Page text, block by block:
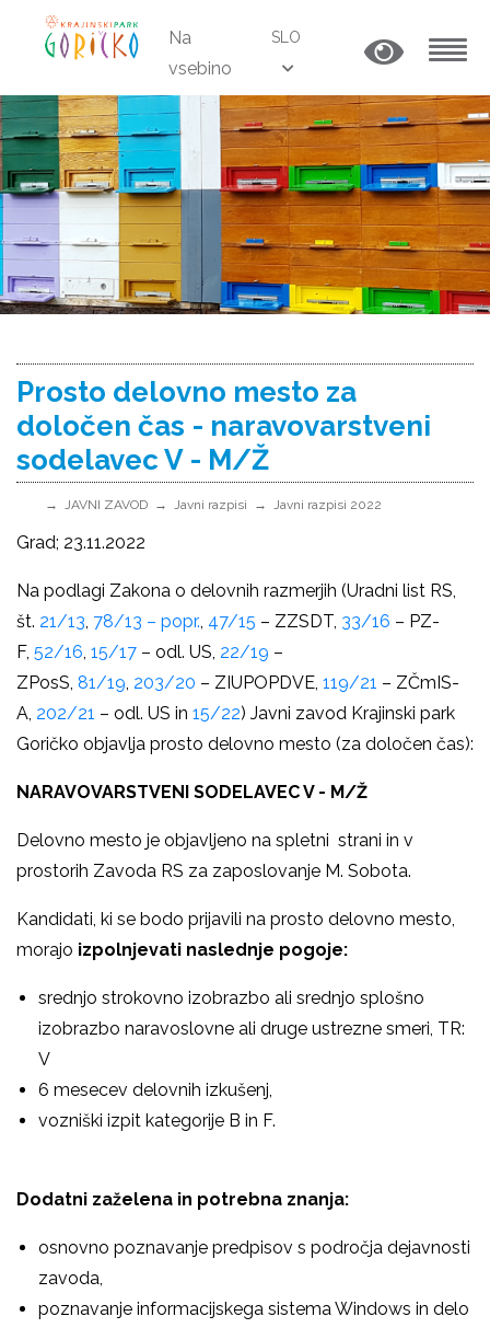
Na
vsebino
SLO
Prosto delovno mesto za
določen čas - naravovarstveni
sodelavec V - M/Ž
JAVNI ZAVOD Javni razpisi Javni razpisi 2022
Grad; 23.11.2022
Na podlagi Zakona o delovnih razmerjih (Uradni list RS,
št. 21/13, 78/13 – popr., 47/15 – ZZSDT, 33/16 – PZ-
F, 52/16, 15/17 – odl. US, 22/19 –
ZPosS, 81/19, 203/20 – ZIUPOPDVE, 119/21 – ZČmIS-
A, 202/21 – odl. US in 15/22) Javni zavod Krajinski park
Goričko objavlja prosto delovno mesto (za določen čas):
NARAVOVARSTVENI SODELAVEC V - M/Ž
Delovno mesto je objavljeno na spletni strani in v
prostorih Zavoda RS za zaposlovanje M. Sobota.
Kandidati, ki se bodo prijavili na prosto delovno mesto,
morajo izpolnjevati naslednje pogoje:
srednjo strokovno izobrazbo ali srednjo splošno
izobrazbo naravoslovne ali druge ustrezne smeri, TR:
V
6 mesecev delovnih izkušenj,
vozniški izpit kategorije B in F.
Dodatni zaželena in potrebna znanja:
osnovno poznavanje predpisov s področja dejavnosti
zavoda,
poznavanje informacijskega sistema Windows in delo